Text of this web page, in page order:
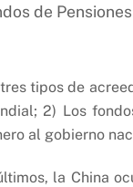
de
tipos de
2) Los
al gobierno
la China